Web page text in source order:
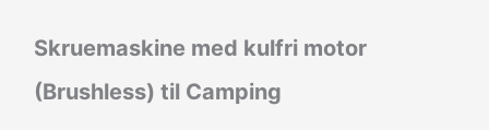
Skruemaskine med kulfri motor
(Brushless) til Camping